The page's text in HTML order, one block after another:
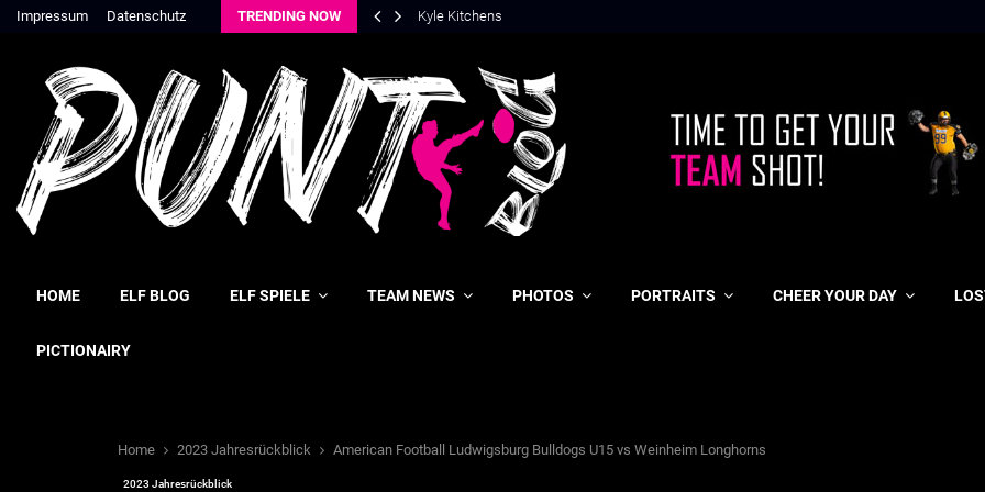
Impressum Datenschutz TRENDING NOW Aaron Jackson Touchdown
HOME ELF BLOG ELF SPIELE TEAM NEWS PHOTOS PORTRAITS CHEER YOUR DAY
PICTIONAIRY
Home 2023 Jahresrückblick American Football Ludwigsburg Bulldogs U15 vs Weinheim Longhorns
2023 Jahresrückblick